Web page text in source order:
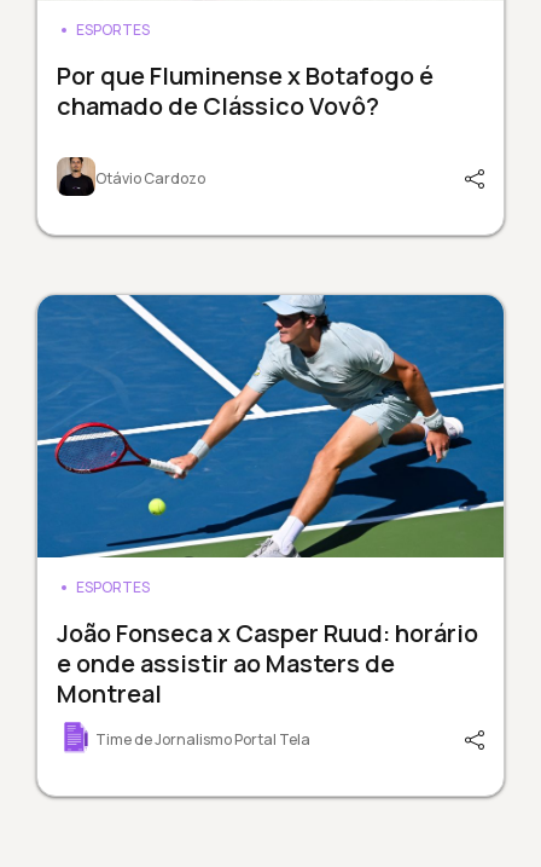
ESPORTES
Por que Fluminense x Botafogo é
chamado de Clássico Vovô?
Otávio Cardozo
ESPORTES
João Fonseca x Casper Ruud: horário
e onde assistir ao Masters de
Montreal
Time de Jornalismo Portal Tela